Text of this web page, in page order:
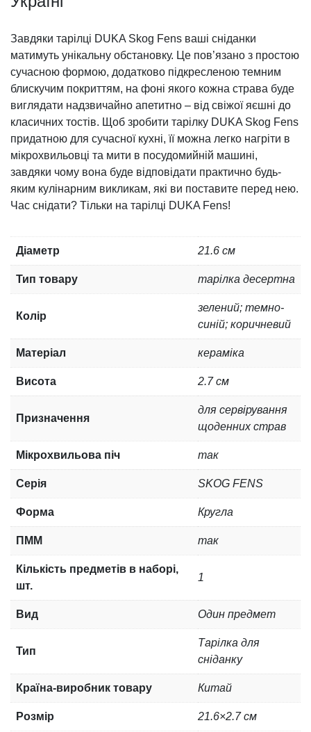
Завдяки тарілці DUKA Skog Fens ваші сніданки
матимуть унікальну обстановку. Це пов’язано з простою
сучасною формою, додатково підкресленою темним
блискучим покриттям, на фоні якого кожна страва буде
виглядати надзвичайно апетитно – від свіжої яєшні до
класичних тостів. Щоб зробити тарілку DUKA Skog Fens
придатною для сучасної кухні, її можна легко нагріти в
мікрохвильовці та мити в посудомийній машині,
завдяки чому вона буде відповідати практично будь-
яким кулінарним викликам, які ви поставите перед нею.
Час снідати? Тільки на тарілці DUKA Fens!
Діаметр 21.6 см
Тип товару тарілка десертна
Колір
зелений; темно-
синій; коричневий
Матеріал кераміка
Висота 2.7 см
Призначення
для сервірування
щоденних страв
Мікрохвильова піч так
Серія SKOG FENS
Форма Кругла
ПММ так
Кількість предметів в наборі,
шт.
1
Вид Один предмет
Тип
Тарілка для
сніданку
Країна-виробник товару Китай
Розмір 21.6×2.7 см